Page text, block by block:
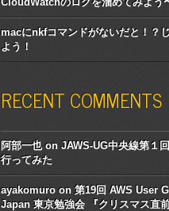
macにnkfコマンドがないだと！？
よう！
RECENT COMMENTS
阿部一也onJAWS-UG中央線第１
行ってみた
ayakomuro on第19回 AWS User
Japan 東京勉強会 『クリスマス直